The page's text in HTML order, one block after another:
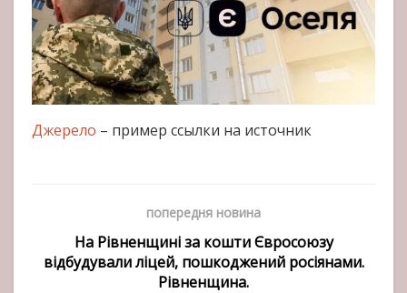
Джерело – пример ссылки на источник
попередня новина
На Рівненщині за кошти Євросоюзу
відбудували ліцей, пошкоджений росіянами.
Рівненщина.